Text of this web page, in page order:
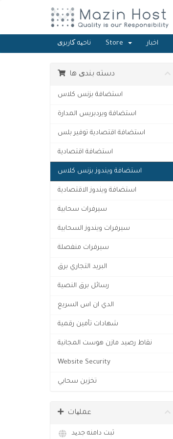
ناحیه کاربری Store اخبار
دسته بندی ها
استضافة بزنس كلاس
استضافة ويردبريس المدارة
استضافة اقتصادية توفير بلس
استضافة اقتصادية
استضافة ويندوز بزنس كلاس
استضافة ويندوز الاقتصادية
سيرفرات سحابية
سيرفرات ويندوز السحابية
سيرفرات منفصلة
البريد التجاري برق
رسائل برق النصية
الدي ان اس السريع
شهادات تأمين رقمية
نقاط رصيد مازن هوست المجانية
Website Security
تخزين سحابي
عملیات
ثبت دامنه جدید